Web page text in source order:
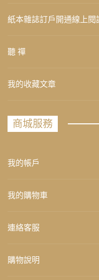
紙本雜誌訂戶開通線上閱
聽 禪
我的收藏文章
商城服務
我的帳戶
我的購物車
連絡客服
購物說明